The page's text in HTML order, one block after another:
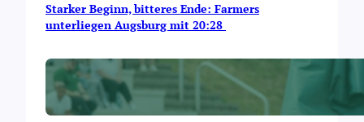
Starker Beginn, bitteres Ende: Farmers
unterliegen Augsburg mit 20:28